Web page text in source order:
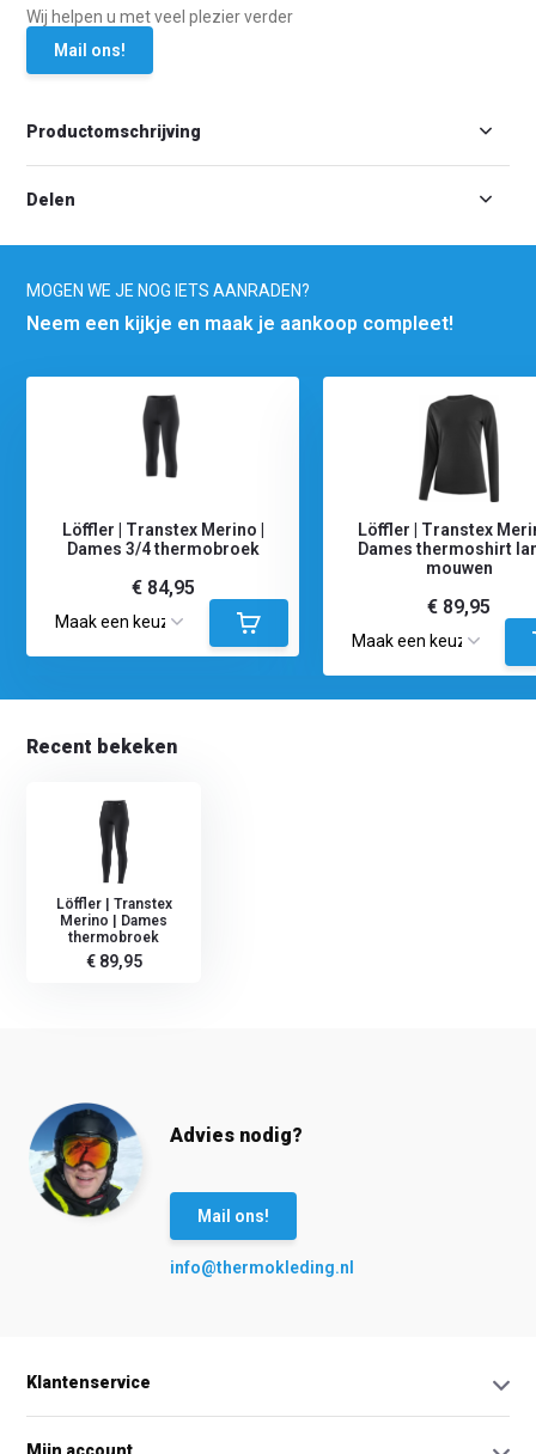
Wij helpen u met veel plezier verder
Mail ons!
Productomschrijving
Delen
MOGEN WE JE NOG IETS AANRADEN?
Neem een kijkje en maak je aankoop compleet!
Löffler | Transtex Merino |
Dames 3/4 thermobroek
€ 84,95
Löffler | Transtex
Dames thermoshirt
mouwen
€ 89,95
Recent bekeken
Löffler | Transtex
Merino | Dames
thermobroek
€ 89,95
Advies nodig?
Mail ons!
info@thermokleding.nl
Klantenservice
Mijn account